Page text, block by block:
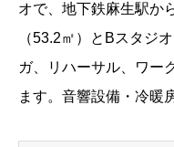
オで、地下鉄麻生駅か
（53.2㎡）とBスタジ
ガ、リハーサル、ワー
ます。音響設備・冷暖